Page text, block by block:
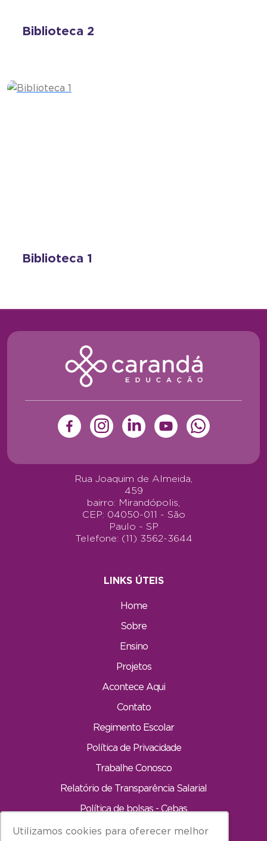
Utilizamos cookies para oferecer melhor
Utilizamos cookies para oferecer melhor
Biblioteca 2
Biblioteca 1
Rua Joaquim de Almeida,
459
bairro: Mirandópolis,
CEP: 04050-011 - São
Paulo - SP
Telefone: (11) 3562-3644
LINKS ÚTEIS
Home
Sobre
Ensino
Projetos
Acontece Aqui
Contato
Regimento Escolar
Política de Privacidade
Trabalhe Conosco
Relatório de Transparência Salarial
Política de bolsas - Cebas